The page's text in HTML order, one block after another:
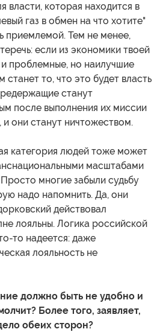
власти, которая находится в
газ в обмен на что хотите"
приемлемой. Тем не менее,
если из экономики твоей
и проблемные, но наилучшие
станет то, что это будет власть
станут
после выполнения их миссии
они станут ничтожеством.
категория людей тоже может
масштабами
многие забыли судьбу
надо напомнить. Да, они
действовал
лояльны. Логика российской
то надеется: даже
лояльность не
должно быть не удобно и
Более того, заявляет,
обеих сторон?